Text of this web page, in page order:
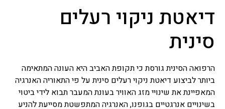
אחרות בעיקר.
דיאטת ניקוי רעלים
סינית
הרפואה הסינית גורסת כי תקופת האביב היא העונה המתאימה
ביותר לביצוע דיאטת ניקוי רעלים סינית על פי התאוריה האנרגיה
המאפיינת את שינויי מזג האוויר בעונת המעבר תבוא לידי ביטוי
בשינויים אנרגטיים בגופנו, האנרגיה המתפשטת מסייעת להניע